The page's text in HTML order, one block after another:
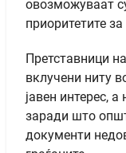
овозможуваат
приоритетите
Претставници
вклучени ниту
јавен интерес,
заради што
документи